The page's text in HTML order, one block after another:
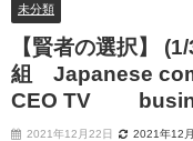
未分類
【賢者の選択】
組 Japanese
CEO TV
2021年12月22日 2021年12